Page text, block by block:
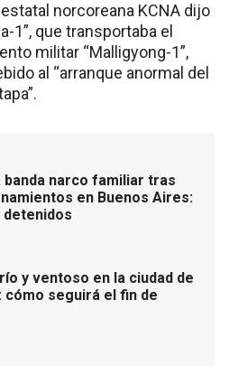
norcoreana KCNA dijo
1”, que transportaba el
militar “Malligyong-1”,
al “arranque anormal del
banda narco familiar tras
en Buenos Aires:
detenidos
y ventoso en la ciudad de
cómo seguirá el fin de